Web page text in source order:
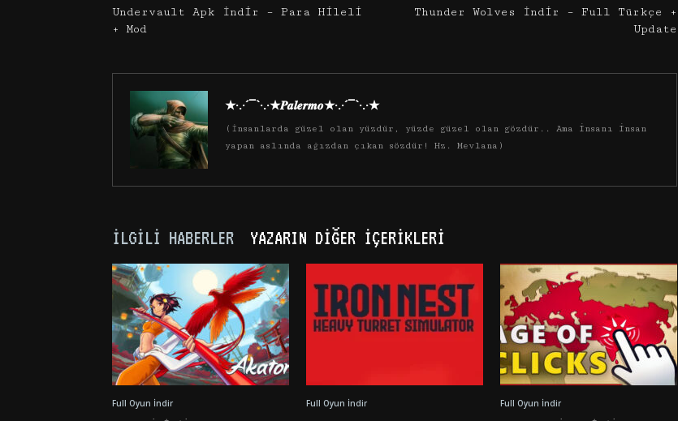
Undervault Apk İndir – Para Hileli
+ Mod
Thunder Wolves İndir – Full Türkçe +
Update
★·.·´¯`·.·★𝑷𝒂𝒍𝒆𝒓𝒎𝒐★·.·´¯`·.·★
(İnsanlarda güzel olan yüzdür, yüzde güzel olan gözdür.. Ama insanı insan
yapan aslında ağızdan çıkan sözdür! Hz. Mevlana)
İLGILI HABERLER YAZARIN DIĞER İÇERIKLERI
Full Oyun İndir Full Oyun İndir Full Oyun İndir